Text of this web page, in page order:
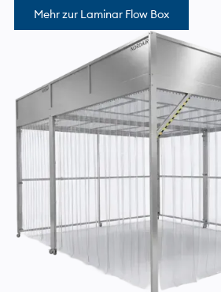
Mehr zur Laminar Flow Box